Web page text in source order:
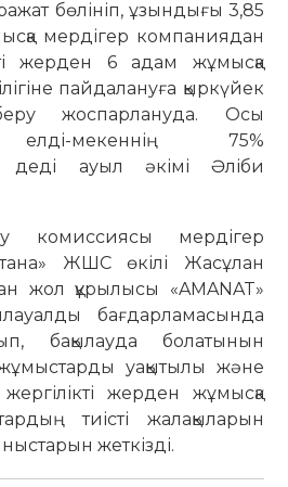
бөлініп, ұзындығы 3,85
мердігер компаниядан
жерден 6 адам жұмысқа
пайдалануға қыркүйек
жоспарлануда. Осы
мекеннің 75%
деді ауыл әкімі Әліби
комиссиясы мердігер
ЖШС өкілі Жасұлан
жол құрылысы «AMANAT»
бағдарламасында
бақылауда болатынын
жұмыстарды уақытылы және
жерден жұмысқа
тиісті жалақыларын
жеткізді.